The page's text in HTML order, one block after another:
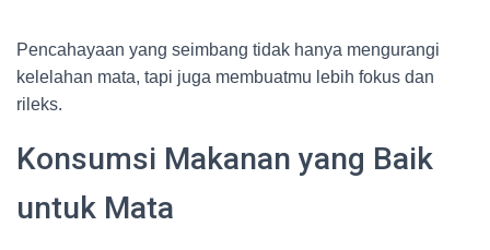
Pencahayaan yang seimbang tidak hanya mengurangi
kelelahan mata, tapi juga membuatmu lebih fokus dan
rileks.
Konsumsi Makanan yang Baik
untuk Mata